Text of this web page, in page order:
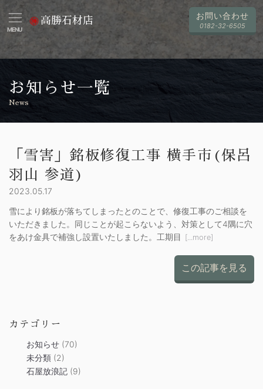
MENU
高勝石材店 お問い合わせ
0182-32-6505
お知らせ一覧
News
「雪害」銘板修復工事 横手市(保呂
羽山 参道)
2023.05.17
雪により銘板が落ちてしまったとのことで、修復工事のご相談を
いただきました。同じことが起こらないよう、対策として4隅に穴
をあけ金具で補強し設置いたしました。工期目
[...more]
この記事を見る
カテゴリー
お知らせ (70)
未分類 (2)
石屋放浪記 (9)